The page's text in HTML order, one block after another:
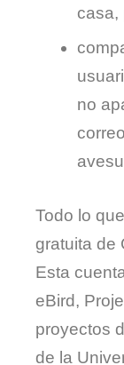
no
Todo lo
gratuita de
Esta
eBird,
proyectos
de la